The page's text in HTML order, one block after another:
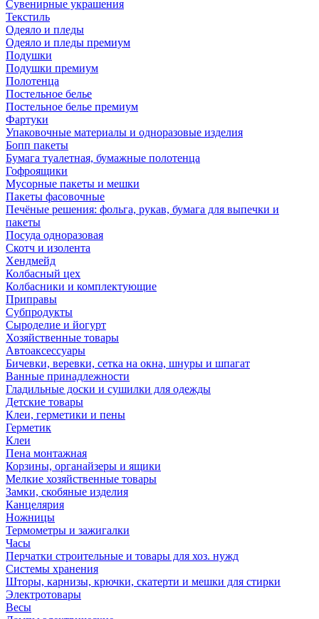
Сувенирные украшения
Текстиль
Одеяло и пледы
Одеяло и пледы премиум
Подушки
Подушки премиум
Полотенца
Постельное белье
Постельное белье премиум
Фартуки
Упаковочные материалы и одноразовые изделия
Бопп пакеты
Бумага туалетная, бумажные полотенца
Гофроящики
Мусорные пакеты и мешки
Пакеты фасовочные
Печёные решения: фольга, рукав, бумага для выпечки и
пакеты
Посуда одноразовая
Скотч и изолента
Хендмейд
Колбасный цех
Колбасники и комплектующие
Приправы
Субпродукты
Сыроделие и йогурт
Хозяйственные товары
Автоаксессуары
Бичевки, веревки, сетка на окна, шнуры и шпагат
Ванные принадлежности
Гладильные доски и сушилки для одежды
Детские товары
Клеи, герметики и пены
Герметик
Клеи
Пена монтажная
Корзины, органайзеры и ящики
Мелкие хозяйственные товары
Замки, скобяные изделия
Канцелярия
Ножницы
Термометры и зажигалки
Часы
Перчатки строительные и товары для хоз. нужд
Системы хранения
Шторы, карнизы, крючки, скатерти и мешки для стирки
Электротовары
Весы